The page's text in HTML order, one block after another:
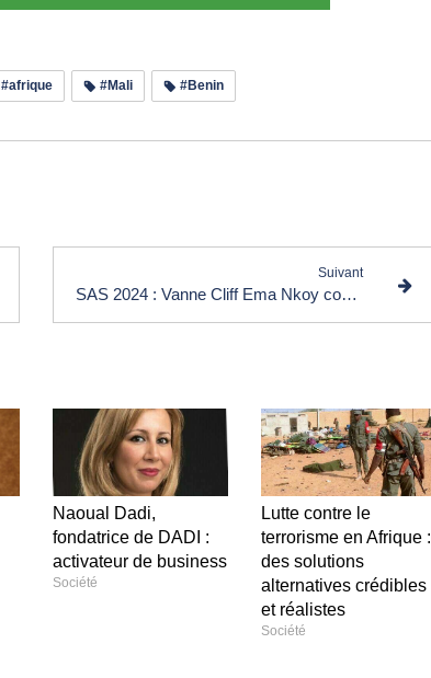
#afrique #Mali #Benin
Suivant
SAS 2024 : Vanne Cliff Ema Nkoy confirme sa participation
Naoual Dadi,
fondatrice de DADI :
activateur de business
Société
Lutte contre le
terrorisme en Afrique :
des solutions
alternatives crédibles
et réalistes
Société